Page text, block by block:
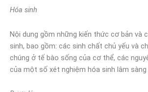
Hóa sinh
Nội dung gồm những kiến thức cơ bản và
sinh, bao gồm: các sinh chất chủ yếu và
chúng ở tế bào sống của cơ thể, các
của một số xét nghiệm hóa sinh lâm